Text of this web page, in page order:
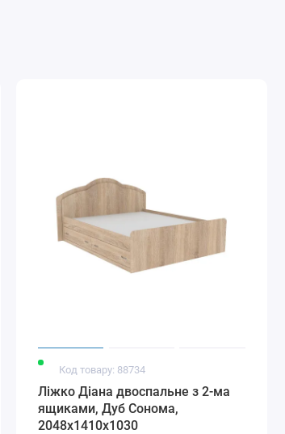
Код товару: 88734
Ліжко Діана двоспальне з 2-ма
ящиками, Дуб Сонома,
2048х1410х1030